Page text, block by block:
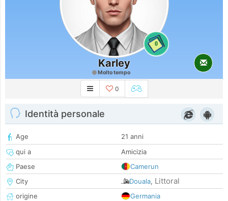
0
Karley
Molto tempo
0
Identità personale
Age
21 anni
qui a
Amicizia
Paese
Camerun
City
Douala, Littoral
origine
Germania